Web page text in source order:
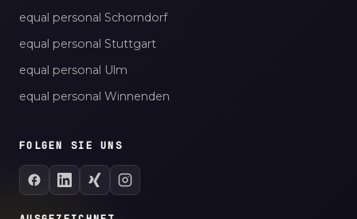
equal personal Schorndorf
equal personal Stuttgart
equal personal Ulm
equal personal Winnenden
FOLGEN SIE UNS